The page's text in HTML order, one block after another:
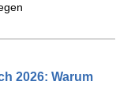
2026: Warum